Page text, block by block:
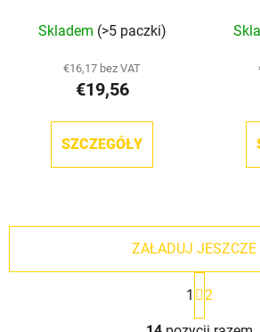
Skladem (>5 paczki)
€16,17 bez VAT
€19,56
SZCZEGÓŁY
K
ZAŁADUJ JESZCZE
P
a
g
1 2